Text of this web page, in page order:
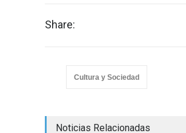
Share:
Cultura y Sociedad
Noticias Relacionadas